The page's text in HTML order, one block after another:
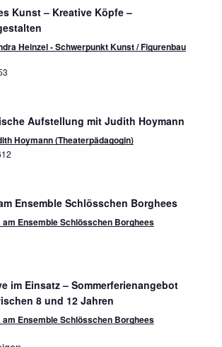
Kunst – Kreative Köpfe –
Heinzel - Schwerpunkt Kunst / Figurenbau
Aufstellung mit Judith Hoymann
Hoymann (Theaterpädagogin)
Ensemble Schlösschen Borghees
am Ensemble Schlösschen Borghees
im Einsatz – Sommerferienangebot
8 und 12 Jahren
am Ensemble Schlösschen Borghees